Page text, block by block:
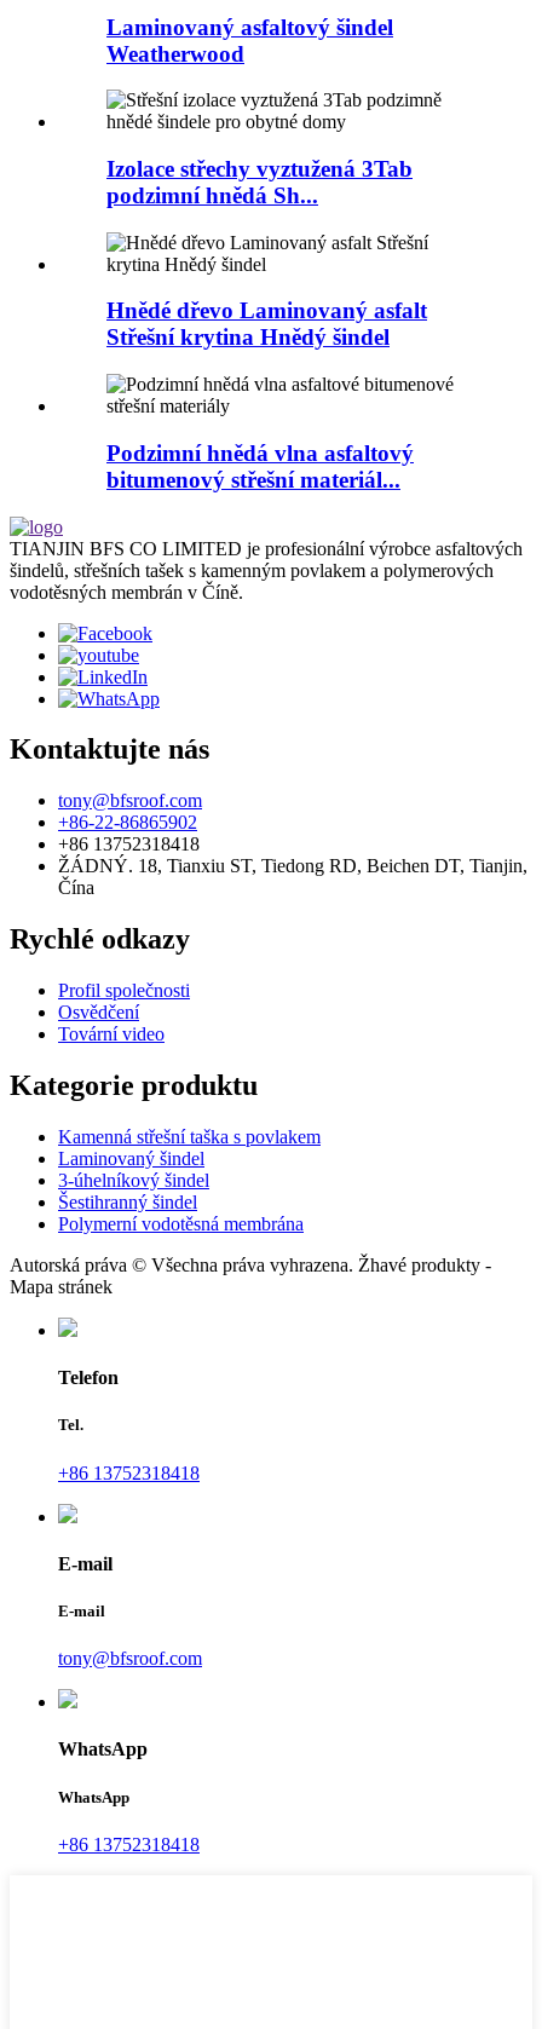
Laminovaný asfaltový šindel
Weatherwood
Izolace střechy vyztužená 3Tab
podzimní hnědá Sh...
Hnědé dřevo Laminovaný asfalt
Střešní krytina Hnědý šindel
Podzimní hnědá vlna asfaltový
bitumenový střešní materiál...
TIANJIN BFS CO LIMITED je profesionální výrobce asfaltových
šindelů, střešních tašek s kamenným povlakem a polymerových
vodotěsných membrán v Číně.
Kontaktujte nás
tony@bfsroof.com
+86-22-86865902
+86 13752318418
ŽÁDNÝ. 18, Tianxiu ST, Tiedong RD, Beichen DT, Tianjin,
Čína
Rychlé odkazy
Profil společnosti
Osvědčení
Tovární video
Kategorie produktu
Kamenná střešní taška s povlakem
Laminovaný šindel
3-úhelníkový šindel
Šestihranný šindel
Polymerní vodotěsná membrána
Autorská práva © Všechna práva vyhrazena. Žhavé produkty -
Mapa stránek
Telefon
Tel.
+86 13752318418
E-mail
E-mail
tony@bfsroof.com
WhatsApp
WhatsApp
+86 13752318418